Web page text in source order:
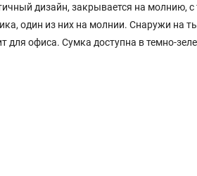
дизайн, закрывается на молнию, с
один из них на молнии. Снаружи на
офиса. Сумка доступна в темно-